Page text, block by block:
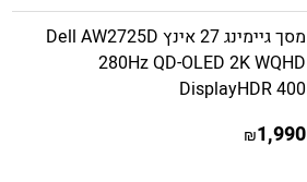
מסך גיימינג 27 אינץ Dell AW2725D
280Hz QD-OLED 2K WQHD
DisplayHDR 400
1,990
₪